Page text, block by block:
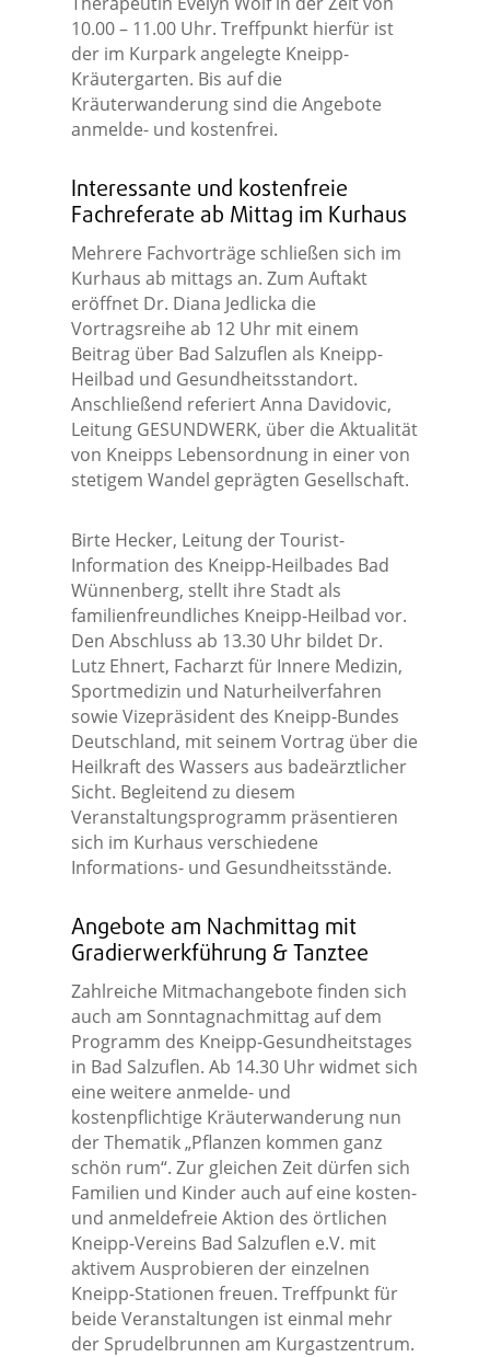
10.00 – 11.00 Uhr. Treffpunkt hierfür ist
der im Kurpark angelegte Kneipp-
Kräutergarten. Bis auf die
Kräuterwanderung sind die Angebote
anmelde- und kostenfrei.
Interessante und kostenfreie
Fachreferate ab Mittag im Kurhaus
Mehrere Fachvorträge schließen sich im
Kurhaus ab mittags an. Zum Auftakt
eröffnet Dr. Diana Jedlicka die
Vortragsreihe ab 12 Uhr mit einem
Beitrag über Bad Salzuflen als Kneipp-
Heilbad und Gesundheitsstandort.
Anschließend referiert Anna Davidovic,
Leitung GESUNDWERK, über die Aktualität
von Kneipps Lebensordnung in einer von
stetigem Wandel geprägten Gesellschaft.
Birte Hecker, Leitung der Tourist-
Information des Kneipp-Heilbades Bad
Wünnenberg, stellt ihre Stadt als
familienfreundliches Kneipp-Heilbad vor.
Den Abschluss ab 13.30 Uhr bildet Dr.
Lutz Ehnert, Facharzt für Innere Medizin,
Sportmedizin und Naturheilverfahren
sowie Vizepräsident des Kneipp-Bundes
Deutschland, mit seinem Vortrag über die
Heilkraft des Wassers aus badeärztlicher
Sicht. Begleitend zu diesem
Veranstaltungsprogramm präsentieren
sich im Kurhaus verschiedene
Informations- und Gesundheitsstände.
Angebote am Nachmittag mit
Gradierwerkführung & Tanztee
Zahlreiche Mitmachangebote finden sich
auch am Sonntagnachmittag auf dem
Programm des Kneipp-Gesundheitstages
in Bad Salzuflen. Ab 14.30 Uhr widmet sich
eine weitere anmelde- und
kostenpflichtige Kräuterwanderung nun
der Thematik „Pflanzen kommen ganz
schön rum“. Zur gleichen Zeit dürfen sich
Familien und Kinder auch auf eine kosten-
und anmeldefreie Aktion des örtlichen
Kneipp-Vereins Bad Salzuflen e.V. mit
aktivem Ausprobieren der einzelnen
Kneipp-Stationen freuen. Treffpunkt für
beide Veranstaltungen ist einmal mehr
der Sprudelbrunnen am Kurgastzentrum.